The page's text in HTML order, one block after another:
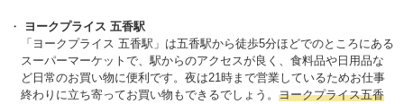
ヨークプライス 五香駅
「ヨークプライス 五香駅」は五香駅から徒歩5分ほどでのところにある
スーパーマーケットで、駅からのアクセスが良く、食料品や日用品な
ど日常のお買い物に便利です。夜は21時まで営業しているためお仕事
終わりに立ち寄ってお買い物もできるでしょう。 ヨークプライス五香